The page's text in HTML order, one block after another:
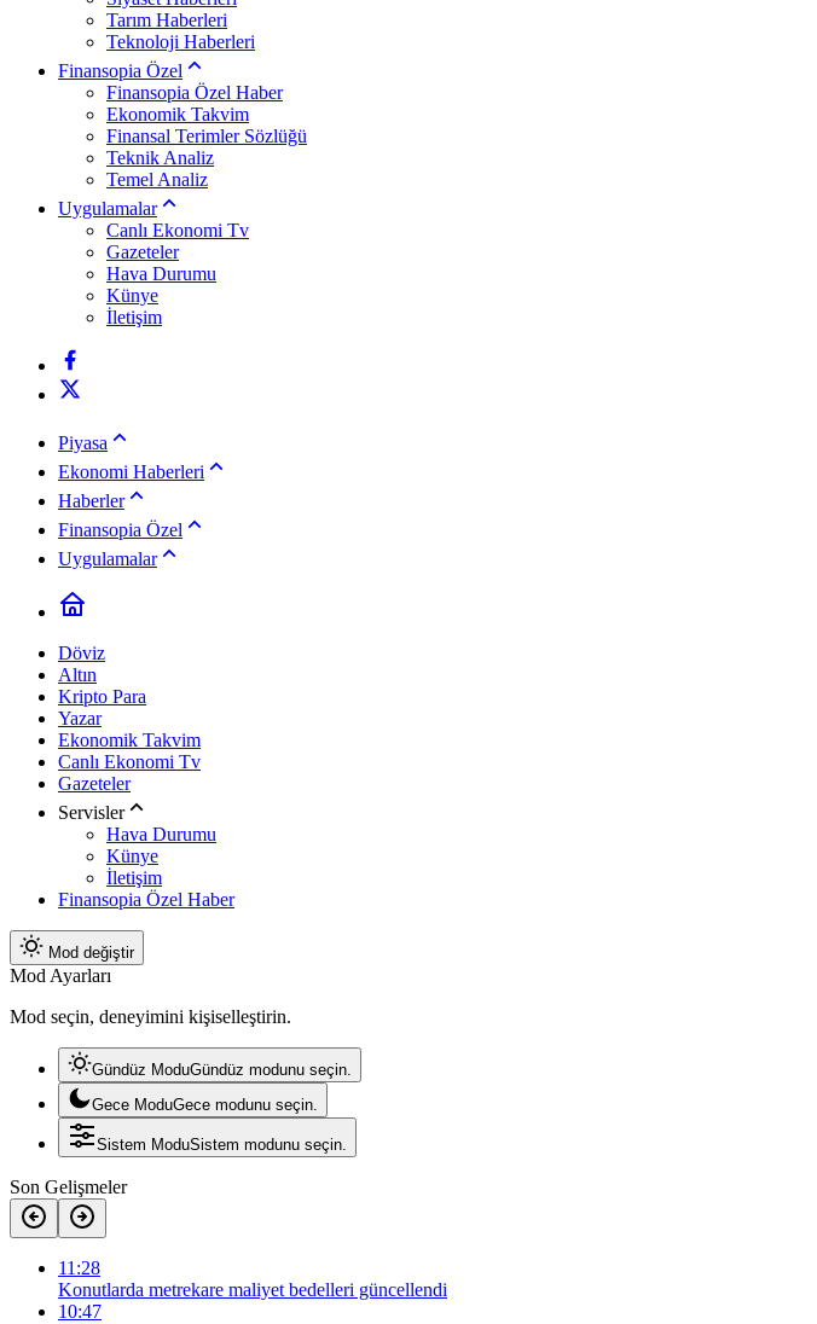
Tarım Haberleri
Teknoloji Haberleri
Finansopia Özel
Finansopia Özel Haber
Ekonomik Takvim
Finansal Terimler Sözlüğü
Teknik Analiz
Temel Analiz
Uygulamalar
Canlı Ekonomi Tv
Gazeteler
Hava Durumu
Künye
İletişim
Piyasa
Ekonomi Haberleri
Haberler
Finansopia Özel
Uygulamalar
Döviz
Altın
Kripto Para
Yazar
Ekonomik Takvim
Canlı Ekonomi Tv
Gazeteler
Servisler
Hava Durumu
Künye
İletişim
Finansopia Özel Haber
Mod değiştir
Mod Ayarları
Mod seçin, deneyimini kişiselleştirin.
Gündüz ModuGündüz modunu seçin.
Gece ModuGece modunu seçin.
Sistem ModuSistem modunu seçin.
Son Gelişmeler
11:28
Konutlarda metrekare maliyet bedelleri güncellendi
10:47